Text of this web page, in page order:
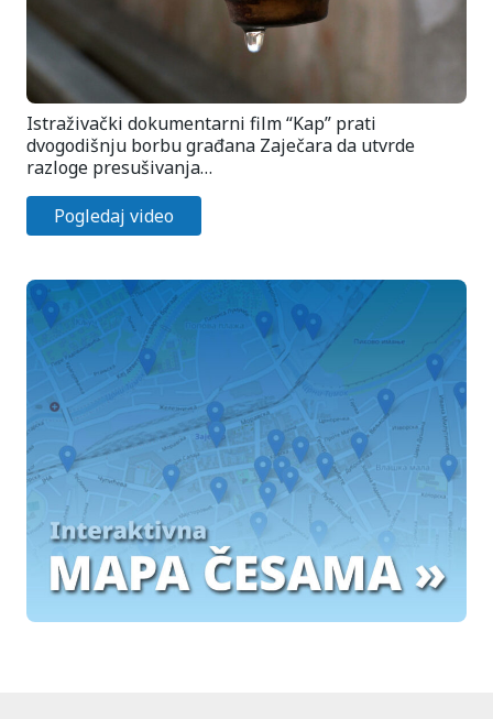
Istraživački dokumentarni film “Kap” prati
dvogodišnju borbu građana Zaječara da utvrde
razloge presušivanja…
Pogledaj video